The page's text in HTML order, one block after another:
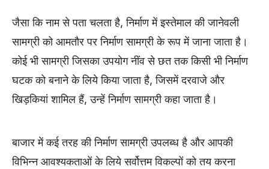
जैसा कि नाम से पता चलता है, निर्माण में इस्तेमाल की जानेवली
सामग्री को आमतौर पर निर्माण सामग्री के रूप में जाना जाता है।
कोई भी सामग्री जिसका उपयोग नींव से छत तक किसी भी निर्माण
घटक को बनाने के लिये किया जाता है, जिसमें दरवाजे और
खिड़कियां शामिल हैं, उन्हें निर्माण सामग्री कहा जाता है।
बाजार में कई तरह की निर्माण सामग्री उपलब्ध है और आपकी
विभिन्न आवश्यकताओं के लिये सर्वोत्तम विकल्पों को तय करना